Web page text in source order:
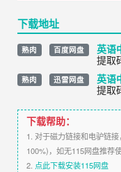
下载地址
熟肉 百度网盘 英语
提取
熟肉 迅雷网盘 英语
提取
下载帮助：
1. 对于磁力链接和电驴链
100%)，如无115网盘推荐
2. 点此下载安装115网盘